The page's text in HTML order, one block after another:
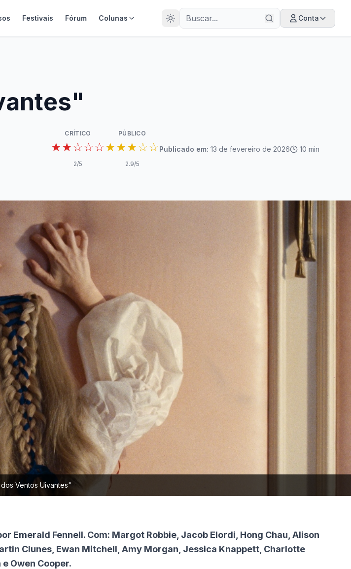
28
ANOS
Festivais Fórum Colunas Conta
CRÍTICO
★★☆☆☆
2/5
PÚBLICO
★★★☆☆
2.9/5
Publicado em: 13 de fevereiro de 2026 10 min
Ventos Uivantes"
Emerald Fennell. Com: Margot Robbie, Jacob Elordi, Hong Chau, Alison
Clunes, Ewan Mitchell, Amy Morgan, Jessica Knappett, Charlotte
Owen Cooper.